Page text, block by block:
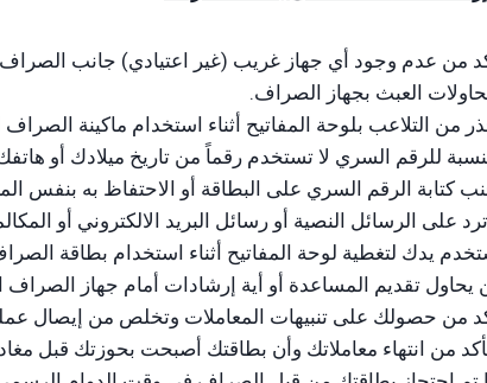
من عدم وجود أي جهاز غريب (غير اعتيادي) جانب
العبث بجهاز الصراف.
من التلاعب بلوحة المفاتيح أثناء استخدام ماكينة الصراف
للرقم السري لا تستخدم رقماً من تاريخ ميلادك أو
كتابة الرقم السري على البطاقة أو الاحتفاظ به بنفس
ترد على الرسائل النصية أو رسائل البريد الالكتروني أو
يدك لتغطية لوحة المفاتيح أثناء استخدام بطاقة
يحاول تقديم المساعدة أو أية إرشادات أمام جهاز الصراف
من حصولك على تنبيهات المعاملات وتخلص من إيصال
من انتهاء معاملاتك وأن بطاقتك أصبحت بحوزتك قبل